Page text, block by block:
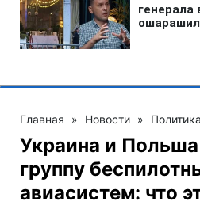
Главная » Новости » Политика
Украина и
группу
авиасистем: что